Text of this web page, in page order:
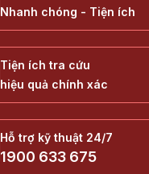
Nhanh chóng - Tiện ích
Tiện ích tra cứu
hiệu quả chính xác
Hỗ trợ kỹ thuật 24/7
1900 633 675